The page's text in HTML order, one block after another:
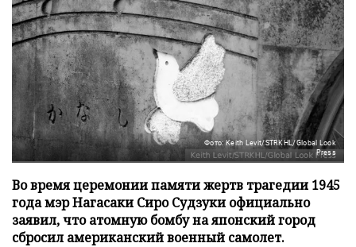
Фото: Keith Levit/STRKHL/Global Look
Press
Во время церемонии памяти жертв трагедии 1945
года мэр Нагасаки Сиро Судзуки официально
заявил, что атомную бомбу на японский город
сбросил американский военный самолет.